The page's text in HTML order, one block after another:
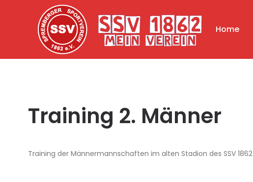
Home
Training 2. Männer
Training der Männermannschaften im alten Stadion des SSV 1862